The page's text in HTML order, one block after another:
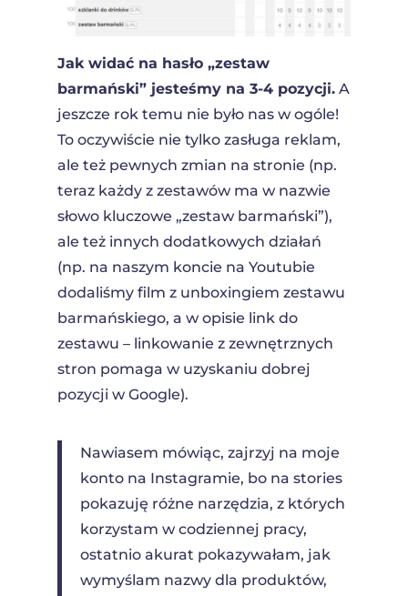
Jak widać na hasło „zestaw
barmański” jesteśmy na 3-4 pozycji.A
jeszcze rok temu nie było nas w ogóle!
To oczywiście nie tylko zasługa reklam,
ale też pewnych zmian na stronie (np.
teraz każdy z zestawów ma w nazwie
słowo kluczowe „zestaw barmański”),
ale też innych dodatkowych działań
(np. na naszym koncie na Youtubie
dodaliśmy film z unboxingiem zestawu
barmańskiego, a w opisie link do
zestawu – linkowanie z zewnętrznych
stron pomaga w uzyskaniu dobrej
pozycji w Google).
Nawiasem mówiąc, zajrzyj na moje
konto na Instagramie, bo na stories
pokazuję różne narzędzia, z których
korzystam w codziennej pracy,
ostatnio akurat pokazywałam, jak
wymyślam nazwy dla produktów,